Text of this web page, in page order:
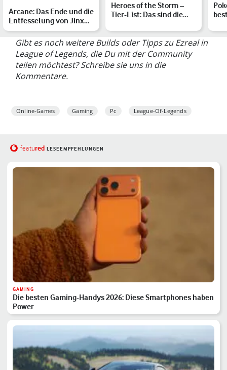
Arcane: Das Ende und die
Entfesselung von Jinx
erklärt
Heroes of the Storm –
Tier-List: Das sind die
Gibt es noch weitere Builds oder Tipps zu Ezreal in
League of Legends, die Du mit der Community
teilen möchtest? Schreibe sie uns in die
Kommentare.
Online-Games Gaming Pc League-Of-Legends
featured LESEEMPFEHLUNGEN
GAMING
Die besten Gaming-Handys 2026: Diese Smartphones haben
Power